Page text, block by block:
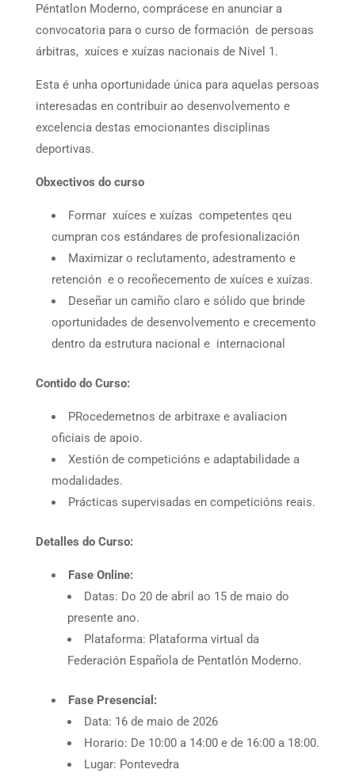
Péntatlon Moderno, comprácese en anunciar a
convocatoria para o curso de formación de persoas
árbitras, xuíces e xuízas nacionais de Nivel 1.
Esta é unha oportunidade única para aquelas persoas
interesadas en contribuir ao desenvolvemento e
excelencia destas emocionantes disciplinas
deportivas.
Obxectivos do curso
Formar xuíces e xuízas competentes qeu
cumpran cos estándares de profesionalización
Maximizar o reclutamento, adestramento e
retención e o recoñecemento de xuíces e xuízas.
Deseñar un camiño claro e sólido que brinde
oportunidades de desenvolvemento e crecemento
dentro da estrutura nacional e internacional
Contido do Curso:
PRocedemetnos de arbitraxe e avaliacion
oficiais de apoio.
Xestión de competicións e adaptabilidade a
modalidades.
Prácticas supervisadas en competicións reais.
Detalles do Curso:
Fase Online:
Datas: Do 20 de abril ao 15 de maio do
presente ano.
Plataforma: Plataforma virtual da
Federación Española de Pentatlón Moderno.
Fase Presencial:
Data: 16 de maio de 2026
Horario: De 10:00 a 14:00 e de 16:00 a 18:00.
Lugar: Pontevedra